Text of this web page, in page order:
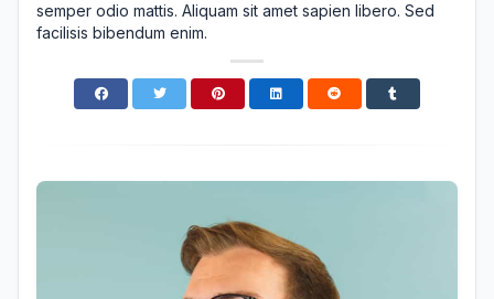
semper odio mattis. Aliquam sit amet sapien libero. Sed
facilisis bibendum enim.